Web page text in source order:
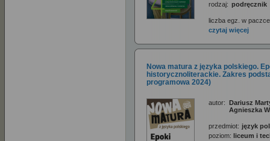
rodzaj: podręcznik
liczba egz. w
czytaj więcej
Nowa matura z języka polskiego.
historycznoliterackie. Zakres
programowa 2024)
autor: Dariusz
Agnieszka
przedmiot: język
poziom: liceum i